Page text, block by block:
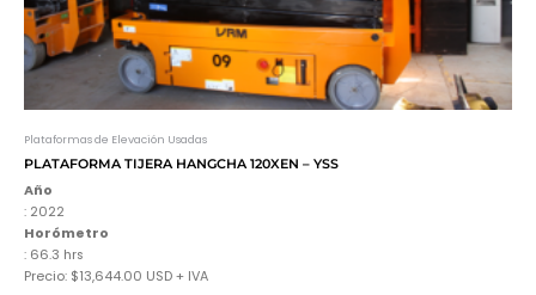
Plataformas de Elevación Usadas
PLATAFORMA TIJERA HANGCHA 120XEN – YSS
Año
: 2022
Horómetro
: 66.3 hrs
Precio: $13,644.00 USD + IVA